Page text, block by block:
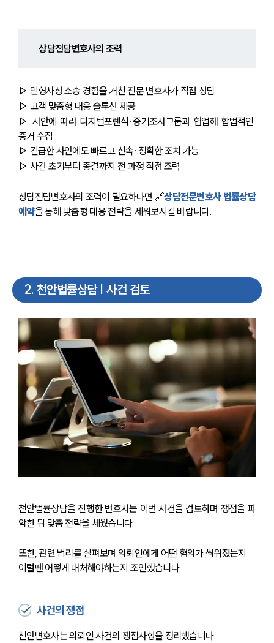
상담전담변호사의 조력
▷ 민형사상 소송 경험을 거친 전문 변호사가 직접 상담
▷ 고객 맞춤형 대응 솔루션 제공
▷ 사안에 따라 디지털포렌식·증거조사그룹과 협업해 합법적인
증거 수집
▷ 긴급한 사안에도 빠르고 신속·정확한 조치 가능
▷ 사건 초기부터 종결까지 전 과정 직접 조력
상담전담변호사의 조력이 필요하다면 🔗상담전문변호사 법률상담
예약을 통해 맞춤형 대응 전략을 세워보시길 바랍니다.
2. 천안법률상담 | 사건 검토
천안법률상담을 진행한 변호사는 이번 사건을 검토하며 쟁점을 파
악한 뒤 맞춤 전략을 세웠습니다.
또한, 관련 법리를 살펴보며 의뢰인에게 어떤 혐의가 씌워졌는지
이럴땐 어떻게 대처해야하는지 조언했습니다.
사건의 쟁점
천안변호사는 의뢰인 사건의 쟁점사항을 정리했습니다.